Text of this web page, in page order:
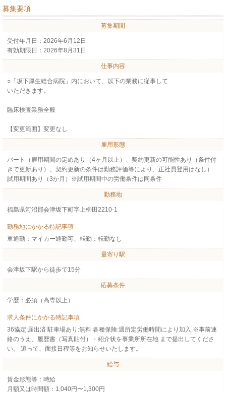
募集要項
募集期間
受付年月日：2026年6月12日
有効期限日：2026年8月31日
仕事内容
○「坂下厚生総合病院」内において、以下の業務に従事して
いただきます。
臨床検査業務全般
【変更範囲】変更なし
雇用形態
パート（雇用期間の定めあり（4ヶ月以上）、契約更新の可能性あり（条件付
きで更新あり）、契約更新の条件は勤務評価等により、正社員登用はなし）
試用期間あり（3か月）※試用期間中の労働条件は同条件
勤務地
福島県河沼郡会津坂下町字上柳田2210-1
勤務地にかかる特記事項
車通勤：マイカー通勤可、転勤：転勤なし
最寄り駅
会津坂下駅から徒歩で15分
応募条件
学歴：必須（高専以上）
求人条件にかかる特記事項
36協定:届出済 駐車場あり:無料 各種保険:週所定労働時間により加入 ※事前連
絡のうえ、履歴書（写真貼付）・紹介状を事業所所在地 まで提出してくださ
い。 追って、面接日程等をお知らせいたします。
給与
賃金形態等：時給
月額又は時間額：1,040円〜1,300円